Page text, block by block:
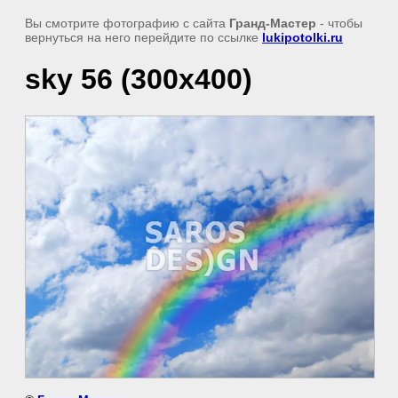
Вы смотрите фотографию с сайта Гранд-Мастер - чтобы
вернуться на него перейдите по ссылке lukipotolki.ru
sky 56 (300х400)